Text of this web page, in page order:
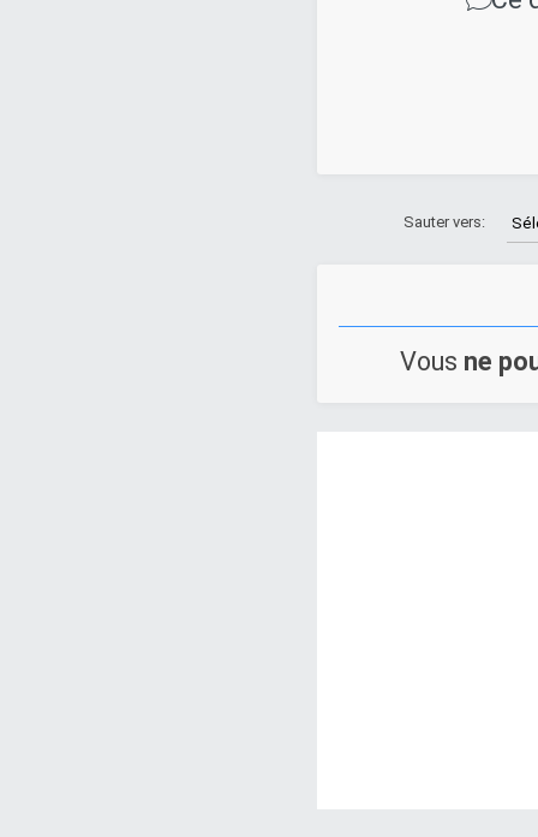
Sauter vers:
Vous ne